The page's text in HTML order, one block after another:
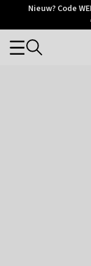
OtriumNieuw? Code
Categories